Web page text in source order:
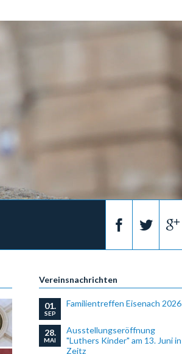
Vereinsnachrichten
01.
SEP
Familientreffen Eisenach 2026
28.
MAI
Ausstellungseröffnung
"Luthers Kinder" am 13. Juni in
Zeitz